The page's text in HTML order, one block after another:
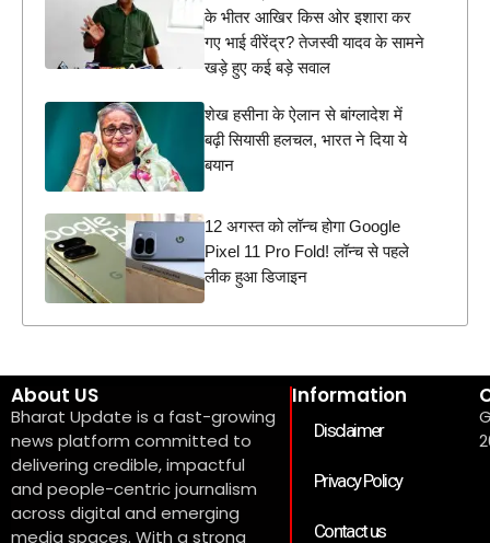
के भीतर आखिर किस ओर इशारा कर
गए भाई वीरेंद्र? तेजस्वी यादव के सामने
खड़े हुए कई बड़े सवाल
शेख हसीना के ऐलान से बांग्लादेश में
बढ़ी सियासी हलचल, भारत ने दिया ये
बयान
12 अगस्त को लॉन्च होगा Google
Pixel 11 Pro Fold! लॉन्च से पहले
लीक हुआ डिजाइन
About US
Bharat Update is a fast-growing
news platform committed to
delivering credible, impactful
and people-centric journalism
across digital and emerging
media spaces. With a strong
Information
Disclaimer
Privacy Policy
Contact us